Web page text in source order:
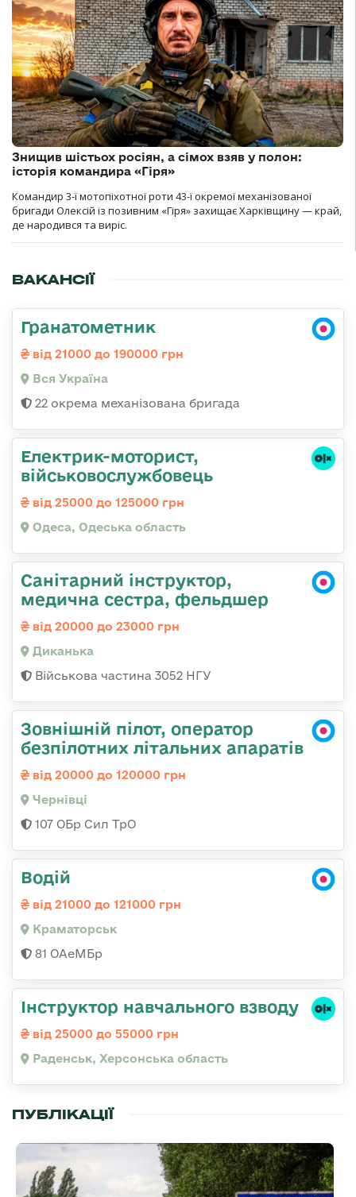
Знищив шістьох росіян, а сімох взяв у полон:
історія командира «Гіря»
Командир 3-ї мотопіхотної роти 43-ї окремої механізованої
бригади Олексій із позивним «Гіря» захищає Харківщину — край,
де народився та виріс.
ВАКАНСІЇ
Гранатометник
від 21000 до 190000 грн
Вся Україна
22 окрема механізована бригада
Електрик-моторист,
військовослужбовець
від 25000 до 125000 грн
Одеса, Одеська область
Санітарний інструктор,
медична сестра, фельдшер
від 20000 до 23000 грн
Диканька
Військова частина 3052 НГУ
Зовнішній пілот, оператор
безпілотних літальних апаратів
від 20000 до 120000 грн
Чернівці
107 ОБр Сил ТрО
Водій
від 21000 до 121000 грн
Краматорськ
81 ОАеМБр
Інструктор навчального взводу
від 25000 до 55000 грн
Раденськ, Херсонська область
ПУБЛІКАЦІЇ